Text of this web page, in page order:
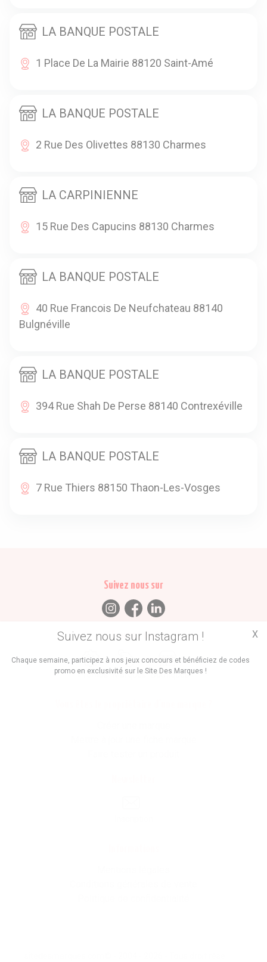
LA BANQUE POSTALE
1 Place De La Mairie 88120 Saint-Amé
LA BANQUE POSTALE
2 Rue Des Olivettes 88130 Charmes
LA CARPINIENNE
15 Rue Des Capucins 88130 Charmes
LA BANQUE POSTALE
40 Rue Francois De Neufchateau 88140
Bulgnéville
LA BANQUE POSTALE
394 Rue Shah De Perse 88140 Contrexéville
LA BANQUE POSTALE
7 Rue Thiers 88150 Thaon-Les-Vosges
Suivez nous sur Instagram !
Chaque semaine, participez à nos jeux concours et bénéficiez de codes
promo en exclusivité sur le Site Des Marques !
X
Suivez nous sur
Trouvez des
Promos Marques Boutiques